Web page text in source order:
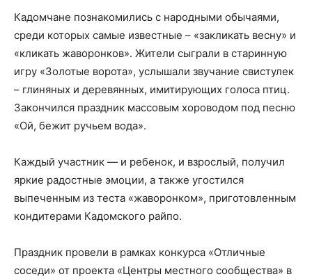
Кадомчане познакомились с народными обычаями,
среди которых самые известные – «закликать весну» и
«кликать жаворонков». Жители сыграли в старинную
игру «Золотые ворота», услышали звучание свистулек
– глиняных и деревянных, имитирующих голоса птиц.
Закончился праздник массовым хороводом под песню
«Ой, бежит ручьем вода».
Каждый участник — и ребенок, и взрослый, получил
яркие радостные эмоции, а также угостился
выпеченным из теста «жаворонком», приготовленным
кондитерами Кадомского райпо.
Праздник провели в рамках конкурса «Отличные
соседи» от проекта «Центры местного сообщества» в